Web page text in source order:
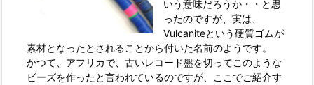
いう意味だろうか・・と思
ったのですが、実は、
Vulcaniteという硬質ゴムが
素材となったとされることから付いた名前のようです。
かつて、アフリカで、古いレコード盤を切ってこのような
ビーズを作ったと言われているのですが、ここでご紹介す